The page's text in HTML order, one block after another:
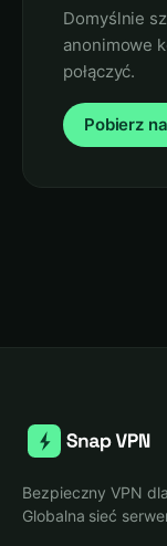
Domyślnie
anonimowe
połączyć.
Pobierz
Bezpieczny VPN
Globalna sieć